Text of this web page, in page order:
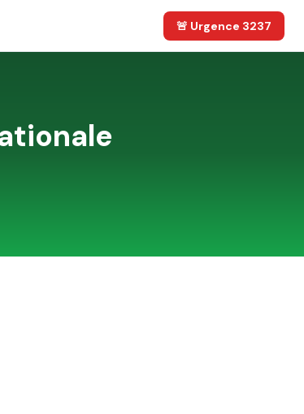
🚨 Urgence 3237